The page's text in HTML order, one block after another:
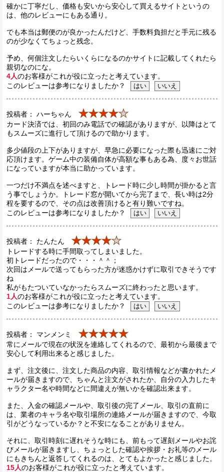
確かに丁寧だし、価格も安いから安心して買えるサイトというの
は、他のレビューにもある通り。
でも本当は郵便のが良かったんだけど、手数料負担だと手元に残る
のが少なくてちょっと残念。
予め、何個注文したらいくらになるのかサイトに記載してくれたら
親切なのにな。
4人のお客様がこれが役に立ったと考えています。
このレビューは参考になりましたか？
投稿者： ハーちゃん ★★★★★
カード決済では、初回のみ電話での確認がありますが、以降はとて
もスムーズに進行して頂けるので助かります。
多少値段の上下がありますが、早急に必要になった際も迅速にご対
応頂けます。ゲーム中の装備自体が高額な事もある為、度々お世話
になっていますが本当に助かっています。
一つだけ不満点を述べますと、トレード時に少し時間が掛かると言
う事でしょうか。トレード窓が開いてから完了まで、長い時は2分
程を要するので、その点は改善頂けると有り難いですね。
このレビューは参考になりましたか？
投稿者： たんたん ★★★★★
トレードする時に手間取ってしまいました。
初トレードだったので・・・＾＾；
次回はメールで送ってもらった方が迷惑かけずに取引できそうです
ね
私がもたついていなかったらスムーズに終わったと思います。
1人のお客様がこれが役に立ったと考えています。
このレビューは参考になりましたか？
投稿者： マンメンミ ★★★★★
常にメールで現在の状況を連絡してくれるので、最初から最後まで
安心して利用出来ると感じました。
まず、注文後に、注文した商品の内容、取引情報などが書かれたメ
ールが届きますので、ちゃんと注文がされたか、自分の入力したキ
ャラクター名や時間などに間違えが無いかを確認出来ます。
また、入金の確認メールや、取引後の完了メール、取引の直前に
は、業者のキャラ名や取引場所の連絡メールが届きますので、今取
引がどうなっているか？と不安になることがありません。
それに、取引時刻に遅れそうな時にも、前もって遅刻メールやお詫
びメールが届きますし、ちょっとした確認や挨拶・お礼等のメール
にもきちんと返答してくれるのは、とてもよかったと感じました。
15人のお客様がこれが役に立ったと考えています。